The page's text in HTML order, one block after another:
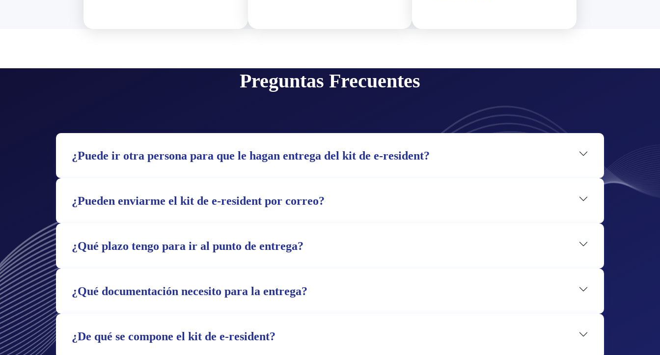
Preguntas Frecuentes
¿Puede ir otra persona para que le hagan entrega del kit de e-resident?
¿Pueden enviarme el kit de e-resident por correo?
¿Qué plazo tengo para ir al punto de entrega?
¿Qué documentación necesito para la entrega?
¿De qué se compone el kit de e-resident?